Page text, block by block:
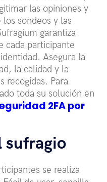
las opiniones y
sondeos y las
garantiza
cada participante
Asegura la
la calidad y la
recogidas. Para
toda su solución en
2FA por
sufragio
se realiza